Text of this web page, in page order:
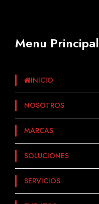
Menu Principal
INICIO
NOSOTROS
MARCAS
SOLUCIONES
SERVICIOS